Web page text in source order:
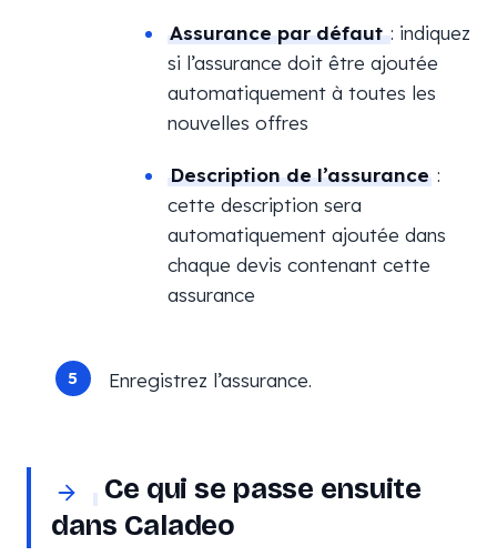
Assurance par défaut: indiquez
si l’assurance doit être ajoutée
automatiquement à toutes les
nouvelles offres
Description de l’assurance :
cette description sera
automatiquement ajoutée dans
chaque devis contenant cette
assurance
Enregistrez l’assurance.
Ce qui se passe ensuite
dans Caladeo